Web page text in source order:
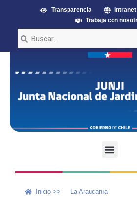
Transparencia Intranet
Trabaja con
Inicio >> La Araucanía